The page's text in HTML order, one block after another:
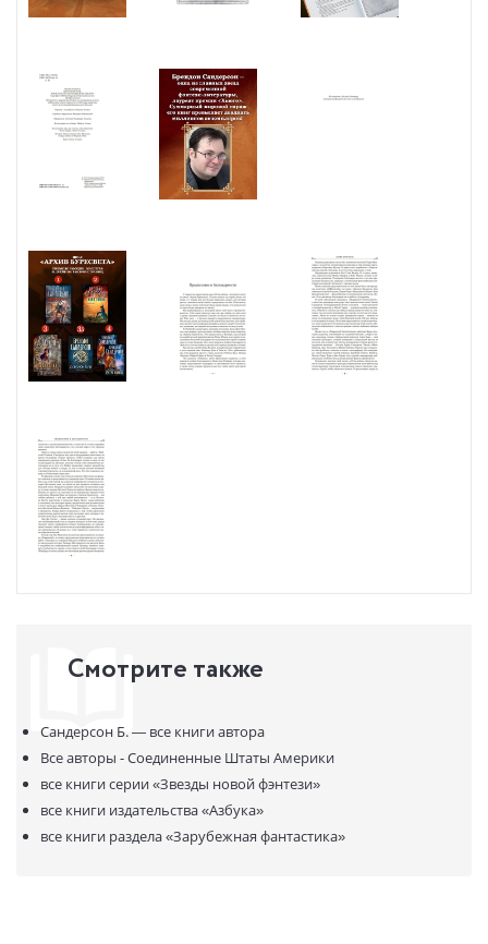
Смотрите также
Сандерсон Б. — все книги автора
Все авторы - Соединенные Штаты Америки
все книги серии«Звезды новой фэнтези»
все книги издательства«Азбука»
все книги раздела«Зарубежная фантастика»